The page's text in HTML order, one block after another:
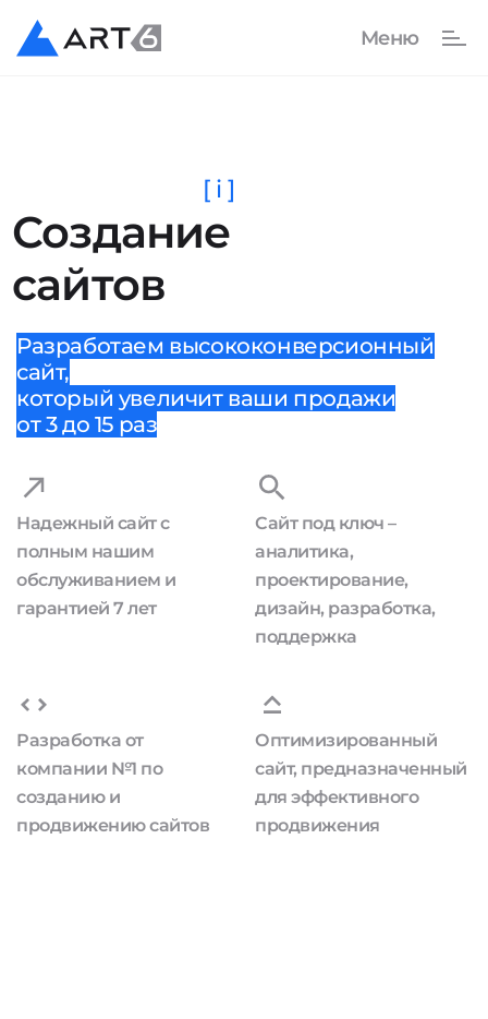
Создание
сайтов
[ i ]
Разработаем высококонверсионный
сайт,
который увеличит ваши продажи
от 3 до 15 раз
Надежный сайт с
полным нашим
обслуживанием и
гарантией 7 лет
Сайт под ключ –
аналитика,
проектирование,
дизайн, разработка,
поддержка
Разработка от
компании №1 по
созданию и
продвижению сайтов
Оптимизированный
сайт, предназначенный
для эффективного
продвижения